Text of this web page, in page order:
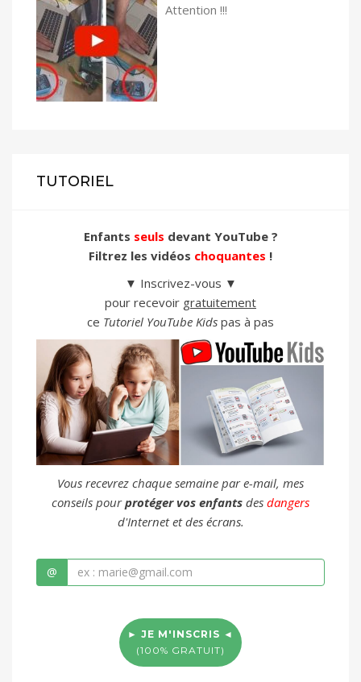
Attention !!!
TUTORIEL
Enfants seuls devant YouTube ?
Filtrez les vidéos choquantes !
▼ Inscrivez-vous ▼
pour recevoir gratuitement
ce Tutoriel YouTube Kids pas à pas
Vous recevrez chaque semaine par e-mail, mes
conseils pourprotéger vos enfants des dangers
d'Internet et des écrans.
@
► JE M'INSCRIS ◄
(100% GRATUIT)